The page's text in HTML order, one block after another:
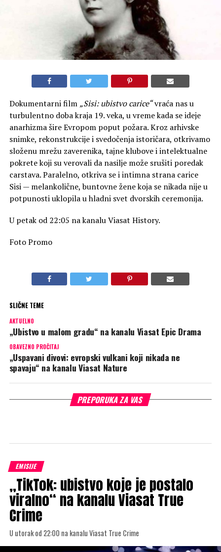
Dokumentarni film „Sisi: ubistvo carice“vraća nas u
turbulentno doba kraja 19. veka, u vreme kada se ideje
anarhizma šire Evropom poput požara. Kroz arhivske
snimke, rekonstrukcije i svedočenja istoričara, otkrivamo
složenu mrežu zaverenika, tajne klubove i intelektualne
pokrete koji su verovali da nasilje može srušiti poredak
carstava. Paralelno, otkriva se i intimna strana carice
Sisi — melankolične, buntovne žene koja se nikada nije u
potpunosti uklopila u hladni svet dvorskih ceremonija.
U petak od 22:05 na kanalu Viasat History.
Foto Promo
SLIČNE TEME
AKTUELNO
„Ubistvo u malom gradu“ na kanalu Viasat Epic Drama
OBAVEZNO PROČITAJ
„Uspavani divovi: evropski vulkani koji nikada ne
spavaju“ na kanalu Viasat Nature
PREPORUKA ZA VAS
EMISIJE
„TikTok: ubistvo koje je postalo
viralno“ na kanalu Viasat True
Crime
U utorak od 22:00 na kanalu Viasat True Crime